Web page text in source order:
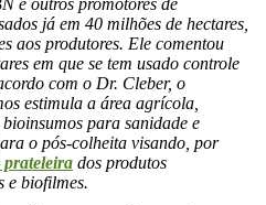
e outros promotores de
já em 40 milhões de hectares,
aos produtores. Ele comentou
em que se tem usado controle
com o Dr. Cleber, o
estimula a área agrícola,
para sanidade e
o pós-colheita visando, por
prateleira dos produtos
e biofilmes.